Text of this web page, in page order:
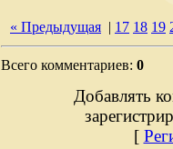
« Предыдущая | 17 18 19
Всего комментариев: 0
Добавлять
[